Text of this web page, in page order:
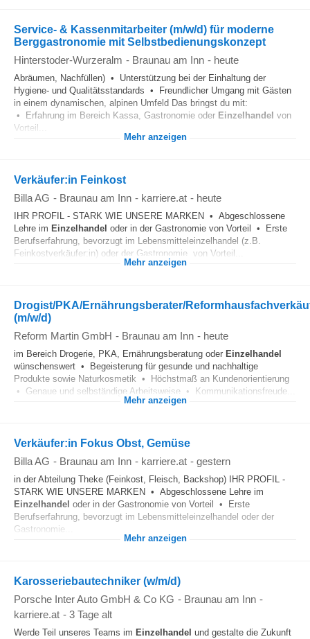
Service- & Kassenmitarbeiter (m/w/d) für moderne
Berggastronomie mit Selbstbedienungskonzept
Hinterstoder-Wurzeralm - Braunau am Inn - heute
Abräumen, Nachfüllen) • Unterstützung bei der Einhaltung der
Hygiene- und Qualitätsstandards • Freundlicher Umgang mit Gästen
in einem dynamischen, alpinen Umfeld Das bringst du mit:
• Erfahrung im Bereich Kassa, Gastronomie oder Einzelhandel von
Vorteil...
Mehr anzeigen
Verkäufer:in Feinkost
Billa AG - Braunau am Inn - karriere.at - heute
IHR PROFIL - STARK WIE UNSERE MARKEN • Abgeschlossene
Lehre im Einzelhandel oder in der Gastronomie von Vorteil • Erste
Berufserfahrung, bevorzugt im Lebensmitteleinzelhandel (z.B.
Feinkostverkäufer:in) oder der Gastronomie, von Vorteil...
Mehr anzeigen
Drogist/PKA/Ernährungsberater/
(m/w/d)
Reform Martin GmbH - Braunau am Inn - heute
im Bereich Drogerie, PKA, Ernährungsberatung oder Einzelhandel
wünschenswert • Begeisterung für gesunde und nachhaltige
Produkte sowie Naturkosmetik • Höchstmaß an Kundenorientierung
• Genaue und selbständige Arbeitsweise • Kommunikationsfreude...
Mehr anzeigen
Verkäufer:in Fokus Obst, Gemüse
Billa AG - Braunau am Inn - karriere.at - gestern
in der Abteilung Theke (Feinkost, Fleisch, Backshop) IHR PROFIL -
STARK WIE UNSERE MARKEN • Abgeschlossene Lehre im
Einzelhandel oder in der Gastronomie von Vorteil • Erste
Berufserfahrung, bevorzugt im Lebensmitteleinzelhandel oder der
Gastronomie...
Mehr anzeigen
Karosseriebautechniker (w/m/d)
Porsche Inter Auto GmbH & Co KG - Braunau am Inn -
karriere.at - 3 Tage alt
Werde Teil unseres Teams im Einzelhandel und gestalte die Zukunft